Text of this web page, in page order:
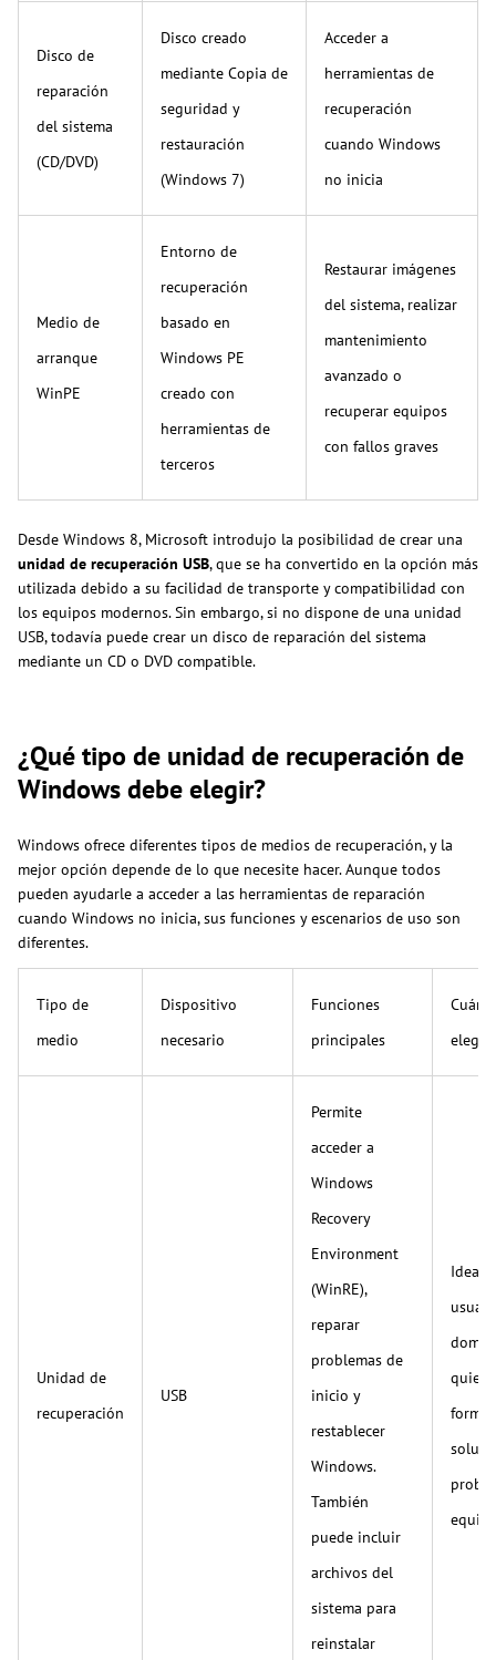
Disco de
reparación
del sistema
(CD/DVD)
Disco creado
mediante Copia de
seguridad y
restauración
(Windows 7)
Acceder a
herramientas de
recuperación
cuando Windows
no inicia
Medio de
arranque
WinPE
Entorno de
recuperación
basado en
Windows PE
creado con
herramientas de
terceros
Restaurar imágenes
del sistema, realizar
mantenimiento
avanzado o
recuperar equipos
con fallos graves
Desde Windows 8, Microsoft introdujo la posibilidad de crear una
unidad de recuperación USB, que se ha convertido en la opción más
utilizada debido a su facilidad de transporte y compatibilidad con
los equipos modernos. Sin embargo, si no dispone de una unidad
USB, todavía puede crear un disco de reparación del sistema
mediante un CD o DVD compatible.
¿Qué tipo de unidad de recuperación de
Windows debe elegir?
Windows ofrece diferentes tipos de medios de recuperación, y la
mejor opción depende de lo que necesite hacer. Aunque todos
pueden ayudarle a acceder a las herramientas de reparación
cuando Windows no inicia, sus funciones y escenarios de uso son
diferentes.
Tipo de
medio
Dispositivo
necesario
Funciones
principales
Unidad de
recuperación
USB
Permite
acceder a
Windows
Recovery
Environment
(WinRE),
reparar
problemas de
inicio y
restablecer
Windows.
También
puede incluir
archivos del
sistema para
reinstalar
Ideal
forma